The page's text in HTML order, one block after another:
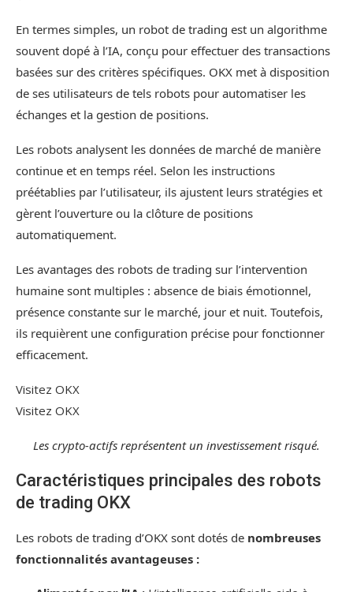
En termes simples, un robot de trading est un algorithme
souvent dopé à l’IA, conçu pour effectuer des transactions
basées sur des critères spécifiques. OKX met à disposition
de ses utilisateurs de tels robots pour automatiser les
échanges et la gestion de positions.
Les robots analysent les données de marché de manière
continue et en temps réel. Selon les instructions
préétablies par l’utilisateur, ils ajustent leurs stratégies et
gèrent l’ouverture ou la clôture de positions
automatiquement.
Les avantages des robots de trading sur l’intervention
humaine sont multiples : absence de biais émotionnel,
présence constante sur le marché, jour et nuit. Toutefois,
ils requièrent une configuration précise pour fonctionner
efficacement.
Visitez OKX
Visitez OKX
Les crypto-actifs représentent un investissement risqué.
Caractéristiques principales des robots
de trading OKX
Les robots de trading d’OKX sont dotés de nombreuses
fonctionnalités avantageuses :